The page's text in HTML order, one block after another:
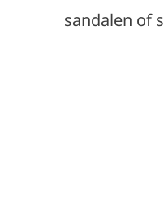
sandalen of